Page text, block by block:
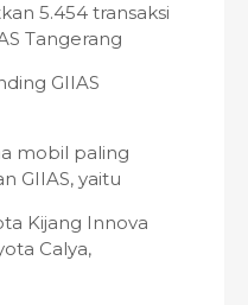
5.454 transaksi
Tangerang
GIIAS
mobil paling
GIIAS, yaitu
Kijang Innova
Calya,